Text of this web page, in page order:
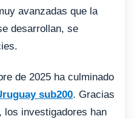
avanzadas que la
desarrollan, se
de 2025 ha culminado
sub200. Gracias
, los investigadores han